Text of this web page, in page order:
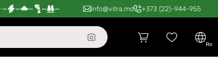
— — — — — info@vitra.md +373 (22)-944-955
ro